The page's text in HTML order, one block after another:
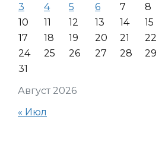
Август 2026
3
4 5 6 7 8
10
11 12 13 14 15
17
18 19 20 21 22
24
25 26 27 28 29
31
« Июл